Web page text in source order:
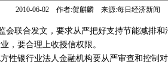
2010-06-02 作者:贺麒麟 来源:每日经济新闻
联合发文，要求从严把好支持节能减排和
，要合理上收授信权限。
银行业法人金融机构要从严审查和控制对